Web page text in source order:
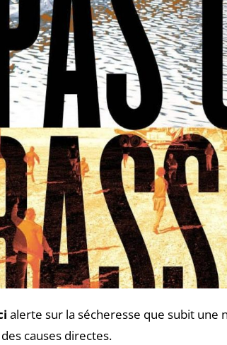
alerte sur la sécheresse que subit une
causes directes.